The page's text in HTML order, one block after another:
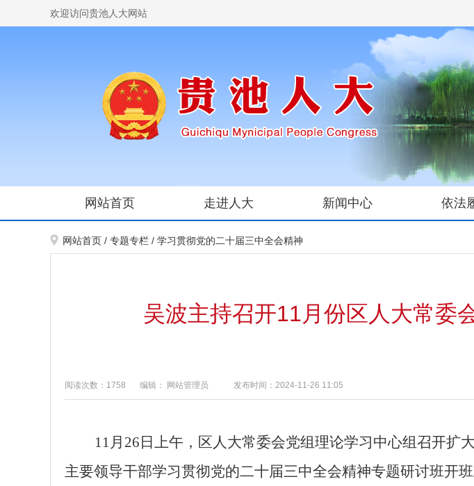
欢迎访问贵池人大网站
网站首页 走进人大 新闻中心 依法
网站首页 / 专题专栏 / 学习贯彻党的二十届三中全会精神
吴波主持召开11月份区人大常委
阅读次数：1758 编辑： 网站管理员 发布时间：2024-11-26 11:05
11月 26 日上午，区人大常委会党组理论学习中心组召开扩
主要领导干部学习贯彻党的二十届三中全会精神专题研讨班开